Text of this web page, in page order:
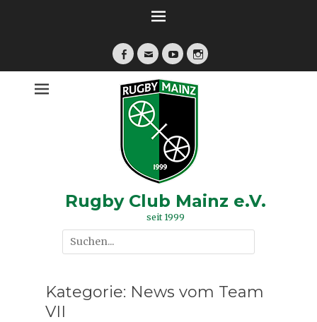
Facebook
E-
YouTubeInstagram
Rugby Club Mainz e.V.
seit 1999
Suche
nach:
Kategorie: News vom Team
VII